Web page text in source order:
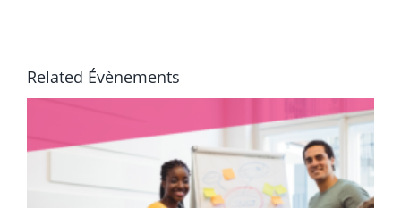
Related Évènements